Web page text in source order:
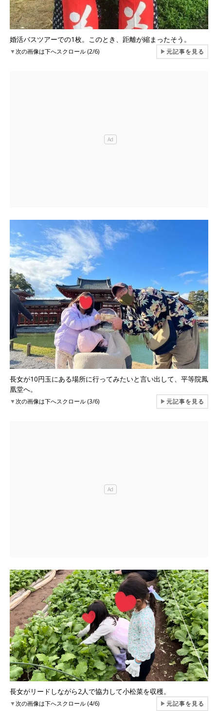
婚活バスツアーでの1枚。このとき、距離が縮まったそう。
▼次の画像は下へスクロール (2/6) ▶元記事を見る
長女が10円玉にある場所に行ってみたいと言い出して、平等院鳳
凰堂へ。
▼次の画像は下へスクロール (3/6) ▶元記事を見る
長女がリードしながら2人で協力して小松菜を収穫。
▼次の画像は下へスクロール (4/6) ▶元記事を見る